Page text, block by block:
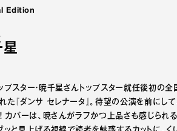
Edition
星
プスター・暁千星さんトップスター就任後初の
た『ダンサ セレナータ』。待望の公演を前にし
カバーは、暁さんがラフかつ上品さも感じられ